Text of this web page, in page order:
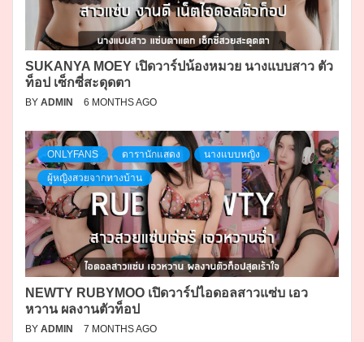
SUKANYA MOEY เปิดวาร์ปน้องหมวย นางแบบสาว ตัว
ท็อป เซ็กซี่สะดุดตา
BY ADMIN 6 MONTHS AGO
ONLYFANS ดารานักแสดง นางแบบหญิง
ผู้หญิงสวยจากทางบ้าน
NEWTY RUBYMOO เปิดวาร์ปไอดอลสาวแซ่บ เอว
หวาน ผลงานตัวท็อป
BY ADMIN 7 MONTHS AGO